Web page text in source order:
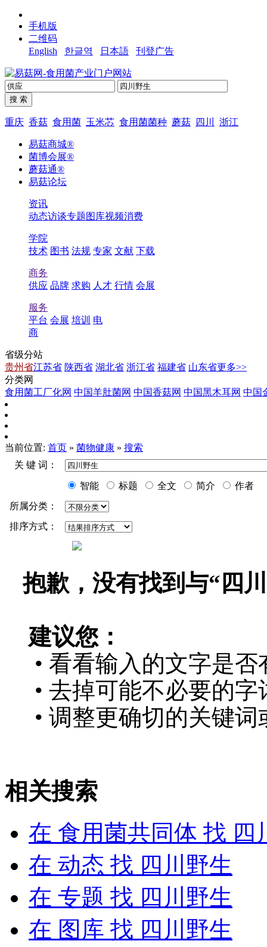
手机版
二维码
English
한글역 日本語 刊登广告
重庆 香菇 食用菌 玉米芯 食用菌菌种 蘑菇 四川 浙江
易菇商城®
菌博会展®
蘑菇通®
易菇论坛
资讯
动态访谈专题图库视频消费
学院
技术 图书 法规 专家 文献 下载
商务
供应 品牌 求购 人才 行情 会展
服务
平台 会展 培训 电
商
省级分站
贵州省江苏省 陕西省 湖北省 浙江省 福建省 山东省更多>>
分类网
食用菌工厂化网 中国羊肚菌网 中国香菇网 中国黑木耳网 中国
当前位置: 首页 » 菌物健康 » 搜索
关 键 词：
智能 标题 全文 简介
作者
所属分类：
排序方式：
抱歉，没有找到与“ 四
建议您：
• 看看输入的文字是否
• 去掉可能不必要的字
• 调整更确切的关键
相关搜索
在 食用菌共同体 找 四
在 动态 找 四川野生
在 专题 找 四川野生
在 图库 找 四川野生